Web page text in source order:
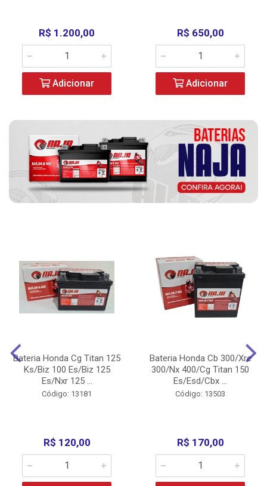
R$ 1.200,00
Adicionar
R$ 650,00
Adicionar
Bateria Honda Cg Titan 125
Ks/Biz 100 Es/Biz 125
Es/Nxr 125 ...
Código: 13181
R$ 120,00
Bateria Honda Cb 300/Xre
300/Nx 400/Cg Titan 150
Es/Esd/Cbx ...
Código: 13503
R$ 170,00